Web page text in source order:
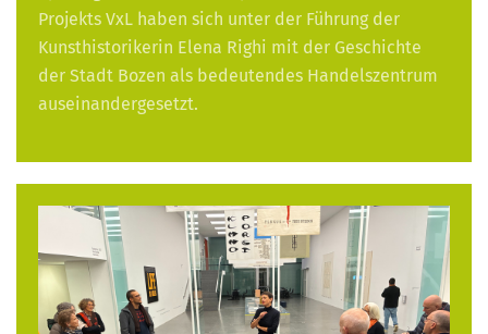
Projekts VxL haben sich unter der Führung der
Kunsthistorikerin Elena Righi mit der Geschichte
der Stadt Bozen als bedeutendes Handelszentrum
auseinandergesetzt.